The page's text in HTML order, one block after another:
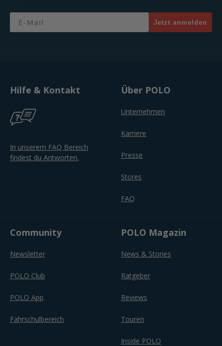
Email
Jetzt anmelden
Hilfe & Kontakt
In unserem FAQ Bereich
findest du Antworten.
Über POLO
Unternehmen
Karriere
Presse
Stores
FAQ
Community
Newsletter
POLO Club
POLO App
Fahrschulbereich
POLO Magazin
News & Stories
Ratgeber
Reviews
Touren
Inside POLO